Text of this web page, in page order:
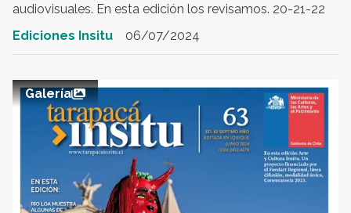
audiovisuales. En esta edición los revisamos. 20-21-22
Ediciones Insitu
06/07/2024
Galería